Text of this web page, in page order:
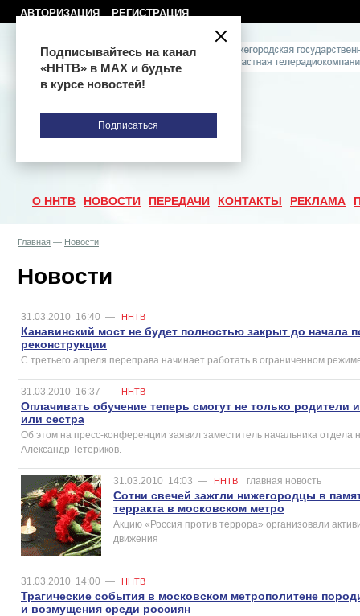
АВТОРИЗАЦИЯ РЕГИСТРАЦИЯ
О ННТВ НОВОСТИ ПЕРЕДАЧИ КОНТАКТЫ РЕКЛАМА
Главная — Новости
Новости
31.03.2010 16:40 — ННТВ
Канавинский мост не будет полностью закрыт до начала
реконструкции
С третьего апреля переправа начинает работать в ограниченном
31.03.2010 16:37 — ННТВ
Оплачивать обучение теперь смогут не только родители
или сестра
Об этом на пресс-конференции заявил заместитель начальника отдела
Александр Тетериков.
31.03.2010 14:03 — ННТВ главная новость
Сотни свечей зажгли нижегородцы в
терракта в московском метро
Акцию «Россия против террора» организовали
движения
31.03.2010 14:00 — ННТВ
Трагические события в московском метрополитене
и возмущения среди россиян
Подписывайтесь на канал
«ННТВ» в МАХ и будьте
в курсе новостей!
Подписаться